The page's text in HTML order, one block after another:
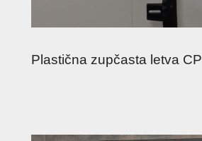
Plastična zupčasta letva CP